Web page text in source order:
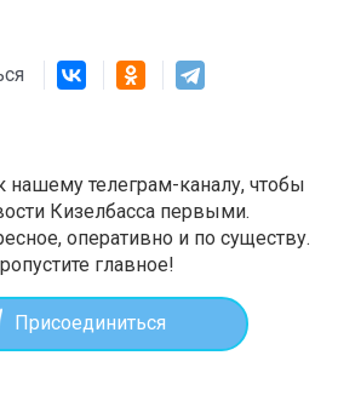
нашему телеграм-каналу, чтобы
Кизелбасса первыми.
оперативно и по существу.
главное!
Присоединиться